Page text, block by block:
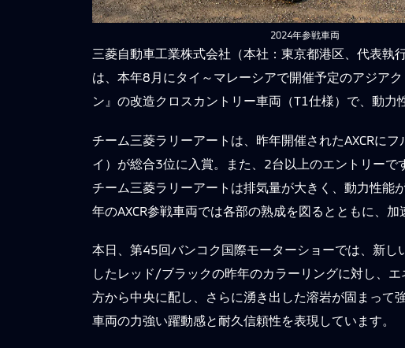
2024年参戦車両
三菱自動車工業株式会社（本社：東京都港区、代表執
は、本年8月にタイ～マレーシアで開催予定のアジア
ン』の改造クロスカントリー車両（T1仕様）で、動力
チーム三菱ラリーアートは、昨年開催されたAXCRに
イ）が総合3位に入賞。また、2台以上のエントリーで
チーム三菱ラリーアートは排気量が大きく、動力性能
年のAXCR参戦車両では各部の熟成を図るとともに、
本日、第45回バンコク国際モーターショーでは、新し
したレッド/ブラックの昨年のカラーリングに対し、
方から中央に配し、さらに湧き出した溶岩が固まって
車両の力強い躍動感と耐久信頼性を表現しています。